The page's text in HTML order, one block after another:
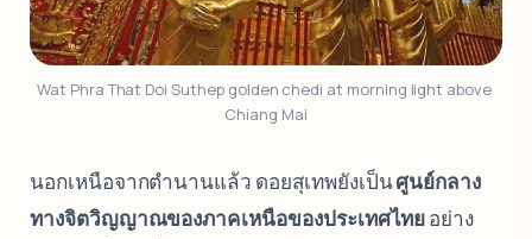
Wat Phra That Doi Suthep golden chedi at morning light above
Chiang Mai
นอกเหนือจากตำนานแล้ว ดอยสุเทพยังเป็นศูนย์กลาง
ทางจิตวิญญาณของภาคเหนือของประเทศไทยอย่าง